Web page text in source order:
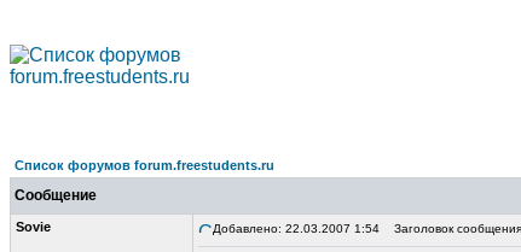
Список форумов forum.freestudents.ru
Сообщение
Sovie Добавлено: 22.03.2007 1:54 Заголовок